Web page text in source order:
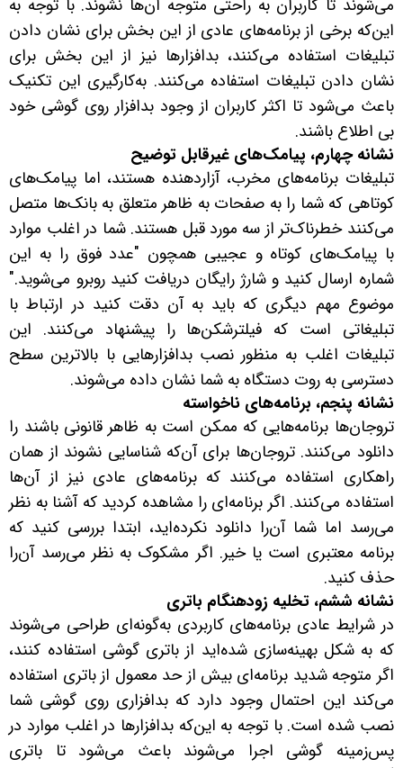
می‌شوند تا کاربران به راحتی متوجه آن‌ها نشوند. با توجه به
این‌که برخی از برنامه‌های عادی از این بخش برای نشان دادن
تبلیغات استفاده می‌کنند، بدافزارها نیز از این بخش برای
نشان دادن تبلیغات استفاده می‌کنند. به‌کارگیری این تکنیک
باعث می‌شود تا اکثر کاربران از وجود بدافزار روی گوشی خود
بی اطلاع باشند.
نشانه چهارم، پیامک‌های غیرقابل توضیح
تبلیغات برنامه‌های مخرب، آزاردهنده هستند، اما پیامک‌های
کوتاهی که شما را به صفحات به ظاهر متعلق به بانک‌ها متصل
می‌کنند خطرناک‌تر از سه مورد قبل هستند. شما در اغلب موارد
با پیامک‌های کوتاه و عجیبی همچون "عدد فوق را به این
شماره ارسال کنید و شارژ رایگان دریافت کنید روبرو می‌شوید."
موضوع مهم دیگری که باید به آن دقت کنید در ارتباط با
تبلیغاتی است که فیلترشکن‌ها را پیشنهاد می‌کنند. این
تبلیغات اغلب به منظور نصب بدافزارهایی با بالاترین سطح
دسترسی به روت دستگاه به شما نشان داده می‌شوند.
نشانه پنجم، برنامه‌های ناخواسته
تروجان‌ها برنامه‌هایی که ممکن است به ظاهر قانونی باشند را
دانلود می‌کنند. تروجان‌ها برای آن‌که شناسایی نشوند از همان
راهکاری استفاده می‌کنند که برنامه‌های عادی نیز از آن‌ها
استفاده می‌کنند. اگر برنامه‌ای را مشاهده کردید که آشنا به نظر
می‌رسد اما شما آن‌را دانلود نکرده‌اید، ابتدا بررسی کنید که
برنامه معتبری است یا خیر. اگر مشکوک به نظر می‌رسد آن‌را
حذف کنید.
نشانه ششم، تخلیه زودهنگام باتری
در شرایط عادی برنامه‌های کاربردی به‌گونه‌ای طراحی می‌شوند
که به شکل بهینه‌سازی شده‌اید از باتری گوشی استفاده کنند،
اگر متوجه شدید برنامه‌ای بیش از حد معمول از باتری استفاده
می‌کند این احتمال وجود دارد که بدافزاری روی گوشی شما
نصب شده است. با توجه به این‌که بدافزارها در اغلب موارد در
پس‌زمینه گوشی اجرا می‌شوند باعث می‌شود تا باتری